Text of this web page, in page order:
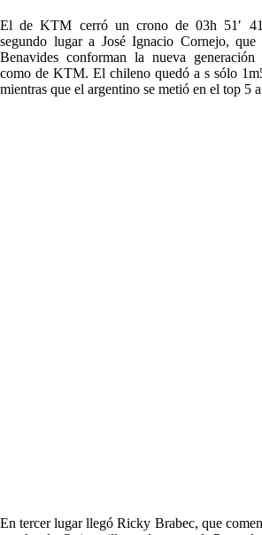
El de KTM cerró un crono de 03h 51′
segundo lugar a José Ignacio Cornejo,
Benavides conforman la nueva
como de KTM. El chileno quedó a s sólo
mientras que el argentino se metió en el top 5
En tercer lugar llegó Ricky Brabec, que